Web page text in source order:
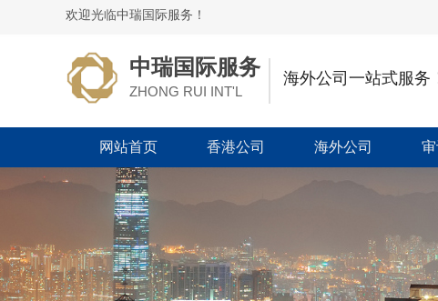
欢迎光临中瑞国际服务！
ZHONG RUI INT'L
中瑞国际服务 海外公司一站式服务
网站首页 香港公司 海外公司